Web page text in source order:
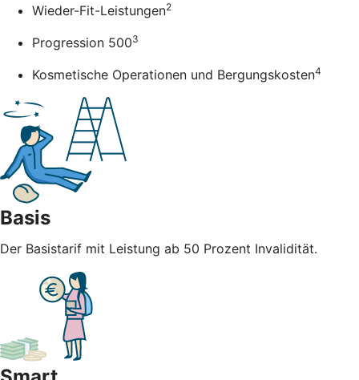
Wieder-Fit-Leistungen2
Progression 5003
Kosmetische Operationen und Bergungskosten4
Basis
Der Basistarif mit Leistung ab 50 Prozent Invalidität.